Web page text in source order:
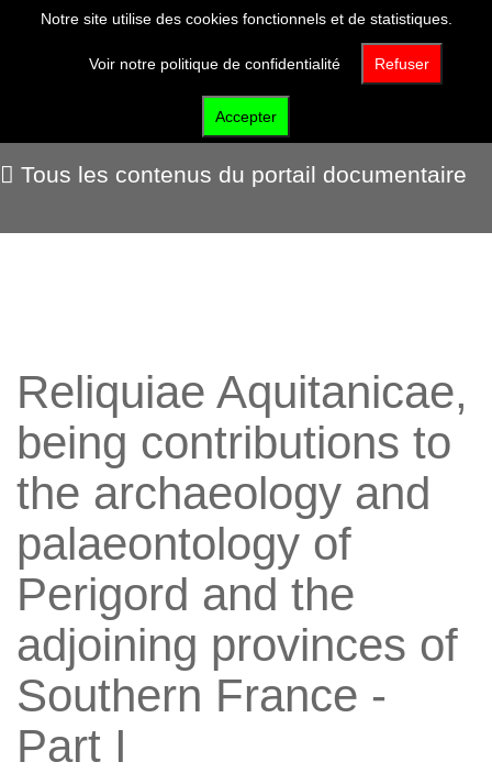
Portail documentaire
Tous les contenus du portail documentaire
Reliquiae Aquitanicae,
being contributions to
the archaeology and
palaeontology of
Perigord and the
adjoining provinces of
Southern France -
Part I
Notre site utilise des cookies fonctionnels et de statistiques.
Voir notre politique de confidentialité Refuser
Accepter